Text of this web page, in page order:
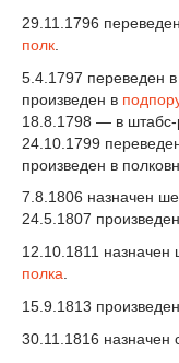
29.11.1796
полк
5.4.1797 переведен в
произведен в
18.8.1798 — в
24.10.1799
произведен в
7.8.1806 назначен
24.5.1807
12.10.1811 назначен
полка
15.9.1813
30.11.1816 назначен